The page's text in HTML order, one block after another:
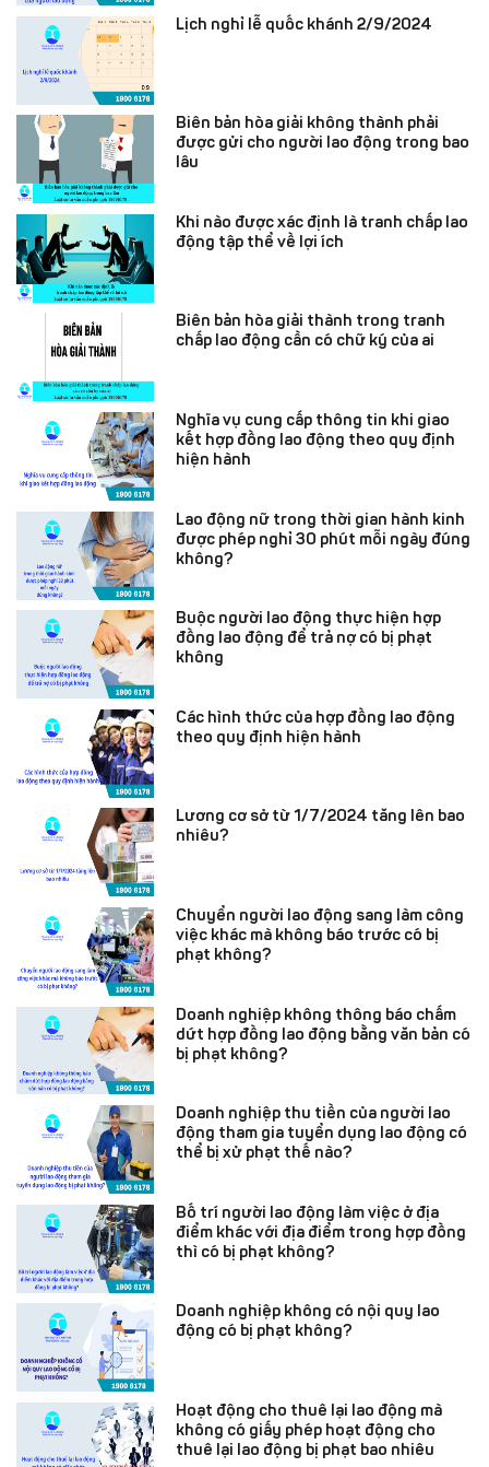
Lịch nghỉ lễ quốc khánh 2/9/2024
Biên bản hòa giải không thành phải
được gửi cho người lao động trong bao
lâu
Khi nào được xác định là tranh chấp lao
động tập thể về lợi ích
Biên bản hòa giải thành trong tranh
chấp lao động cần có chữ ký của ai
Nghĩa vụ cung cấp thông tin khi giao
kết hợp đồng lao động theo quy định
hiện hành
Lao động nữ trong thời gian hành kinh
được phép nghỉ 30 phút mỗi ngày đúng
không?
Buộc người lao động thực hiện hợp
đồng lao động để trả nợ có bị phạt
không
Các hình thức của hợp đồng lao động
theo quy định hiện hành
Lương cơ sở từ 1/7/2024 tăng lên bao
nhiêu?
Chuyển người lao động sang làm công
việc khác mà không báo trước có bị
phạt không?
Doanh nghiệp không thông báo chấm
dứt hợp đồng lao động bằng văn bản có
bị phạt không?
Doanh nghiệp thu tiền của người lao
động tham gia tuyển dụng lao động có
thể bị xử phạt thế nào?
Bố trí người lao động làm việc ở địa
điểm khác với địa điểm trong hợp đồng
thì có bị phạt không?
Doanh nghiệp không có nội quy lao
động có bị phạt không?
Hoạt động cho thuê lại lao động mà
không có giấy phép hoạt động cho
thuê lại lao động bị phạt bao nhiêu